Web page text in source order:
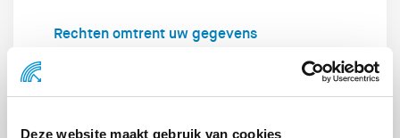
Deze website maakt gebruik van cookies
Rechten omtrent uw gegevens
U heeft het recht op inzage, rectificatie of
verwijdering van uw persoonsgegevens